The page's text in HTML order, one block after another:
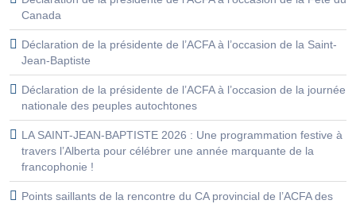
Canada
Déclaration de la présidente de l’ACFA à l’occasion de la Saint-
Jean-Baptiste
Déclaration de la présidente de l’ACFA à l’occasion de la journée
nationale des peuples autochtones
LA SAINT-JEAN-BAPTISTE 2026 : Une programmation festive à
travers l’Alberta pour célébrer une année marquante de la
francophonie !
Points saillants de la rencontre du CA provincial de l’ACFA des